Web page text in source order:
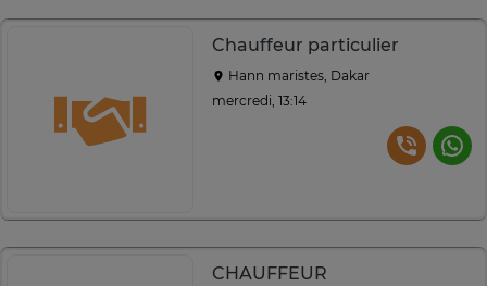
Chauffeur particulier
Hann maristes, Dakar
mercredi, 13:14
CHAUFFEUR